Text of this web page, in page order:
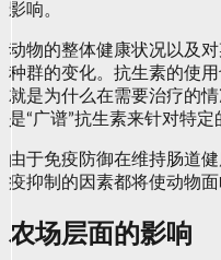
影响。
动物的整体健康状况以及
种群的变化。抗生素的使
就是为什么在需要治疗的
是“广谱”抗生素来针对特定
由于免疫防御在维持肠道
疫抑制的因素都将使动物
农场层面的影响